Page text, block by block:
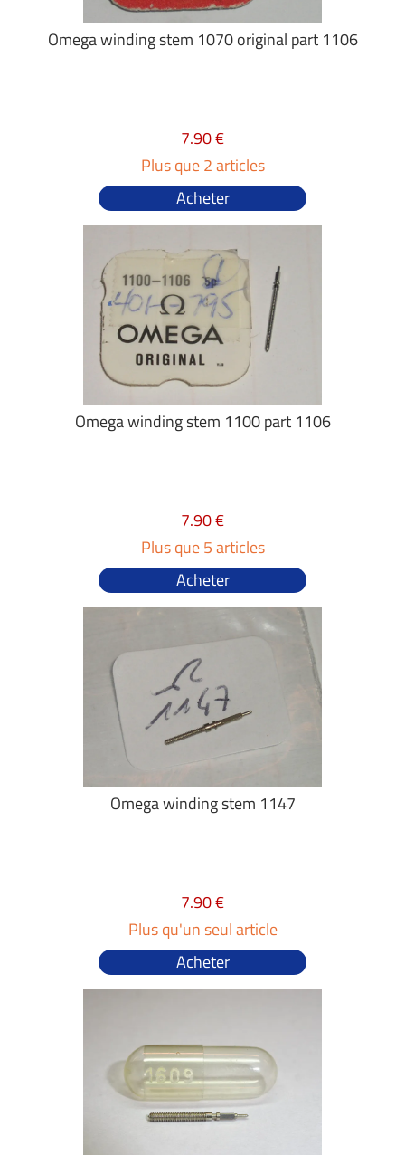
Omega winding stem 1070 original part 1106
7.90 €
Plus que 2 articles
Acheter
Omega winding stem 1100 part 1106
7.90 €
Plus que 5 articles
Acheter
Omega winding stem 1147
7.90 €
Plus qu'un seul article
Acheter